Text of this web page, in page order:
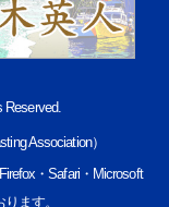
Reserved.
Association）
・Safari・Microsoft
ます。